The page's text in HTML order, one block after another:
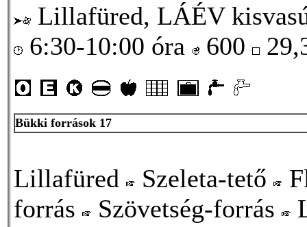
Lillafüred, LÁÉV
6:30-10:00 óra
600
Bükki források 17
Lillafüred Szeleta-tető
forrás
Szövetség-forrás